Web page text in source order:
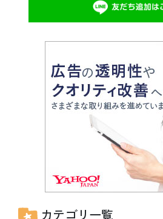
カテゴリ一覧